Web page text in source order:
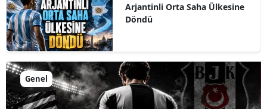
Arjantinli Orta Saha Ülkesine
Döndü
Genel